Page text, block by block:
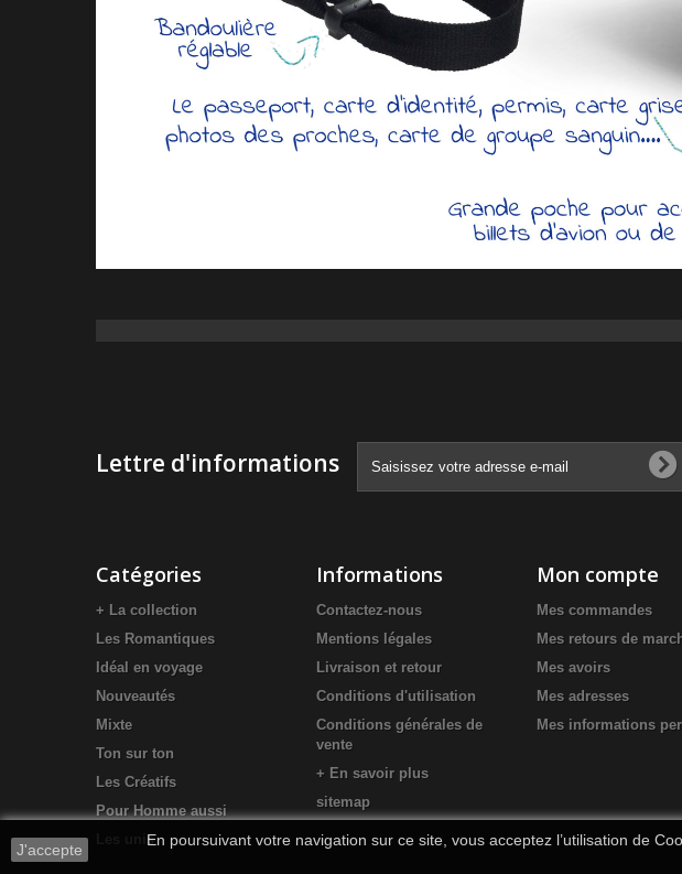
Lettre d'informations
Catégories
+ La collection
Les Romantiques
Idéal en voyage
Nouveautés
Mixte
Ton sur ton
Les Créatifs
Pour Homme aussi
Les unis
Informations
Contactez-nous
Mentions légales
Livraison et retour
Conditions d'utilisation
Conditions générales de
vente
+ En savoir plus
sitemap
J'accepte
En poursuivant votre navigation sur ce site, vous acceptez l’utilisation de
Mon compte
Mes commandes
Mes retours de
Mes avoirs
Mes adresses
Mes informations